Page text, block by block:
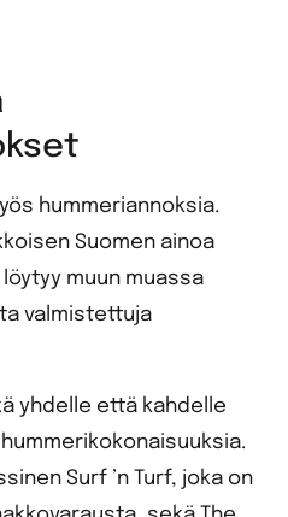
hummeriannoksia.
Suomen ainoa
muun muassa
valmistettuja
yhdelle että kahdelle
Surf ’n Turf, joka on